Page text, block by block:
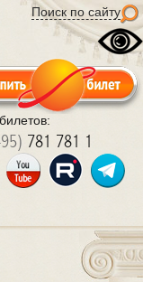
Поиск по сайту
781 781 1